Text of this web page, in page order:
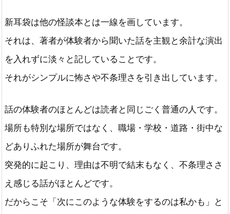
新耳袋は他の怪談本とは一線を画しています。
それは、著者が体験者から聞いた話を主観と余計な演出
を入れずに淡々と記していることです。
それがシンプルに怖さや不条理さを引き出しています。
話の体験者のほとんどは読者と同じごく普通の人です。
場所も特別な場所ではなく、職場・学校・道路・街中な
どありふれた場所が舞台です。
突発的に起こり、理由は不明で結末もなく、不条理ささ
え感じる話がほとんどです。
だからこそ「次にこのような体験をするのは私かも」と